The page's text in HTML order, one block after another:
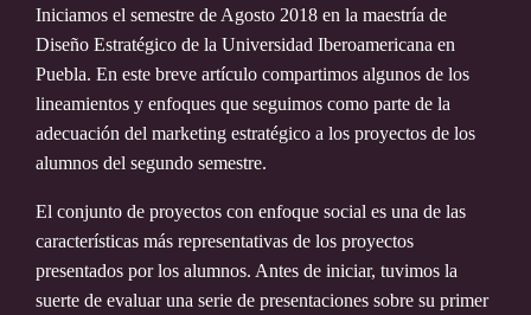
Iniciamos el semestre de Agosto 2018 en la maestría de
Diseño Estratégico de la Universidad Iberoamericana en
Puebla. En este breve artículo compartimos algunos de los
lineamientos y enfoques que seguimos como parte de la
adecuación del marketing estratégico a los proyectos de los
alumnos del segundo semestre.
El conjunto de proyectos con enfoque social es una de las
características más representativas de los proyectos
presentados por los alumnos. Antes de iniciar, tuvimos la
suerte de evaluar una serie de presentaciones sobre su primer